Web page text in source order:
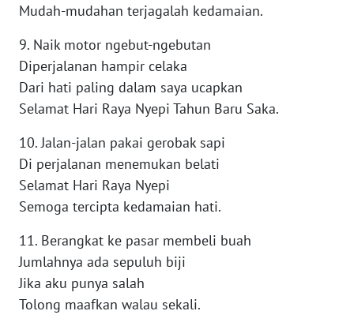
Mudah-mudahan terjagalah kedamaian.
9. Naik motor ngebut-ngebutan
Diperjalanan hampir celaka
Dari hati paling dalam saya ucapkan
Selamat Hari Raya Nyepi Tahun Baru Saka.
10. Jalan-jalan pakai gerobak sapi
Di perjalanan menemukan belati
Selamat Hari Raya Nyepi
Semoga tercipta kedamaian hati.
11. Berangkat ke pasar membeli buah
Jumlahnya ada sepuluh biji
Jika aku punya salah
Tolong maafkan walau sekali.
WN
WN
JOGJA
JATIM
WN
BALI
WN
KALBAR
WN